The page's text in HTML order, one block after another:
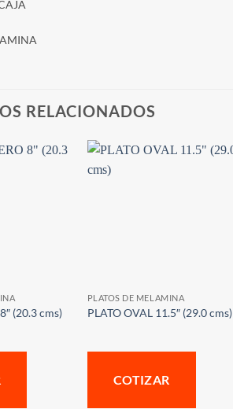
RELACIONADOS
(20.3 cms)
PLATOS DE MELAMINA
PLATO OVAL 11.5″ (29.0 cms)
COTIZAR